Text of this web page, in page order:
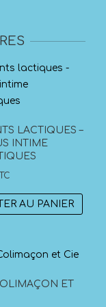
LACTIQUES –
INTIME
AU PANIER
ET